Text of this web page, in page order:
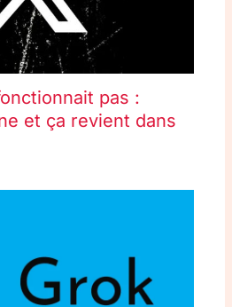
pas :
et ça revient dans